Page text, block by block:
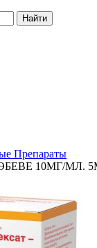
Найти
Препараты
10МГ/МЛ.